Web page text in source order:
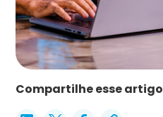
Compartilhe esse artigo